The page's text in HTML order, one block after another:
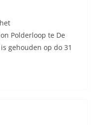
Polderloop te De
gehouden op do 31